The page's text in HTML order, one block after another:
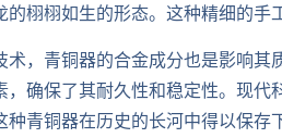
的栩栩如生的形态。这种精细的手
术，青铜器的合金成分也是影响
，确保了其耐久性和稳定性。现
种青铜器在历史的长河中得以保存